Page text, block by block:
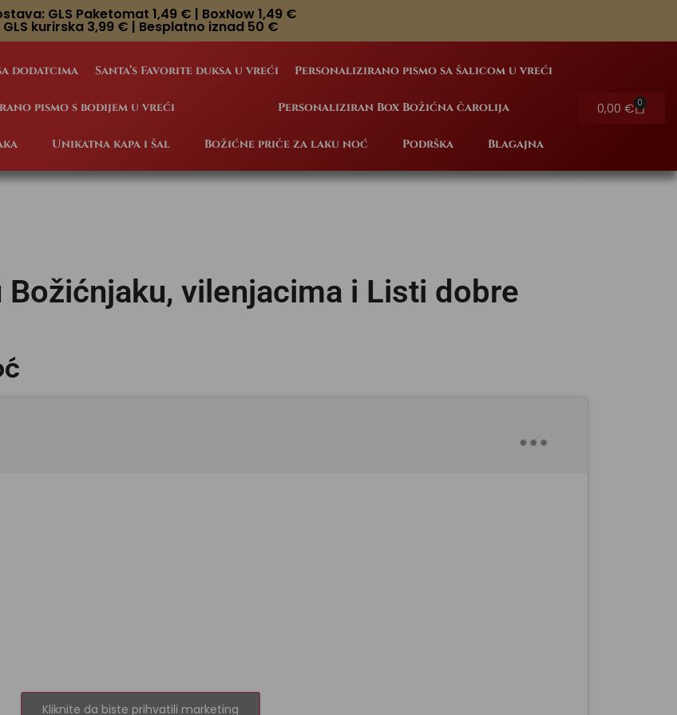
GLS Paketomat 1,49 € | BoxNow 1,49 €
GLS kurirska 3,99 € | Besplatno iznad 50 €
dodatcima Santa’s Favorite duksa u vreći Personalizirano pismo sa šalicom u vreći
pismo s bodijem u vreći Personaliziran Box Božićna čarolija
Unikatna kapa i šal Božićne priče za laku noć Podrška Blagajna
0,00 € 0
Božićnjaku, vilenjacima i Listi dobre
Kliknite da biste prihvatili marketing